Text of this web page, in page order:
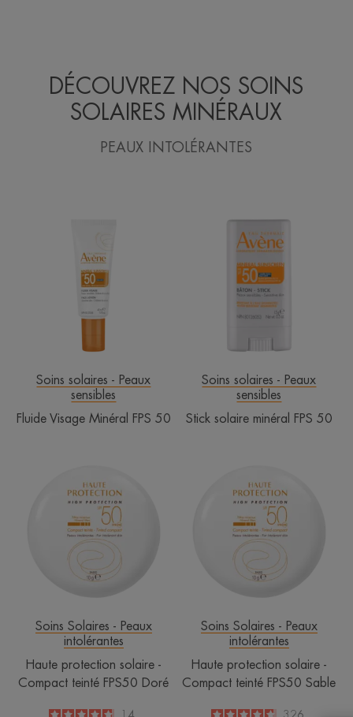
DÉCOUVREZ NOS SOINS
SOLAIRES MINÉRAUX
PEAUX INTOLÉRANTES
Minéral
FPS
50
Soins solaires - Peaux
sensibles
Fluide Visage Minéral FPS 50
Stick
solaire
minéral
FPS
50
Soins solaires - Peaux
sensibles
Stick solaire minéral FPS 50
protection
solaire
Compact
teinté
FPS50
Soins Solaires - Peaux
intolérantes
Haute protection solaire -
Compact teinté FPS50 Doré
protection
solaire
Compact
teinté
FPS50
Sable
Soins Solaires - Peaux
intolérantes
Haute protection solaire -
Compact teinté FPS50 Sable